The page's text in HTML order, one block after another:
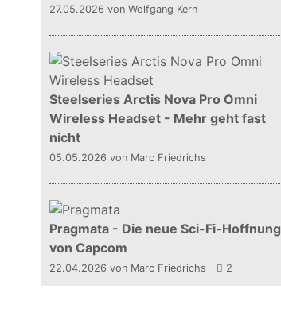
27.05.2026 von Wolfgang Kern
Steelseries Arctis Nova Pro Omni
Wireless Headset - Mehr geht fast
nicht
05.05.2026 von Marc Friedrichs
Pragmata - Die neue Sci-Fi-Hoffnung
von Capcom
22.04.2026 von Marc Friedrichs 2